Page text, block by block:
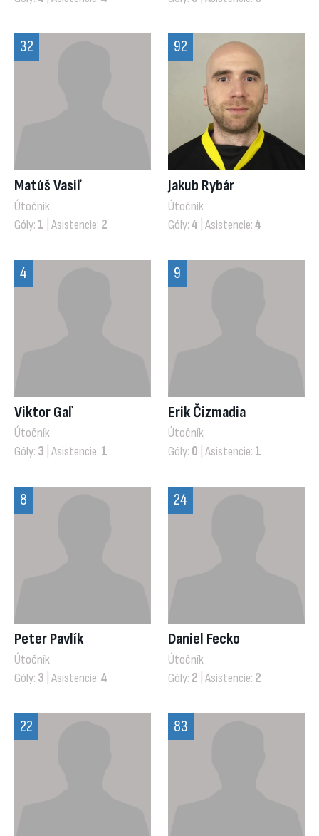
32
Matúš Vasiľ
Útočník
Góly: 1 | Asistencie: 2
92
Jakub Rybár
Útočník
Góly:4 | Asistencie:4
4
Viktor Gaľ
Útočník
Góly: 3 | Asistencie: 1
9
Erik Čizmadia
Útočník
Góly: 0 | Asistencie: 1
8
Peter Pavlík
Útočník
Góly: 3 | Asistencie:4
24
Daniel Fecko
Útočník
Góly: 2 | Asistencie: 2
22 83